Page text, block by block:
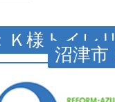
Ｋ様トイレ
沼津市